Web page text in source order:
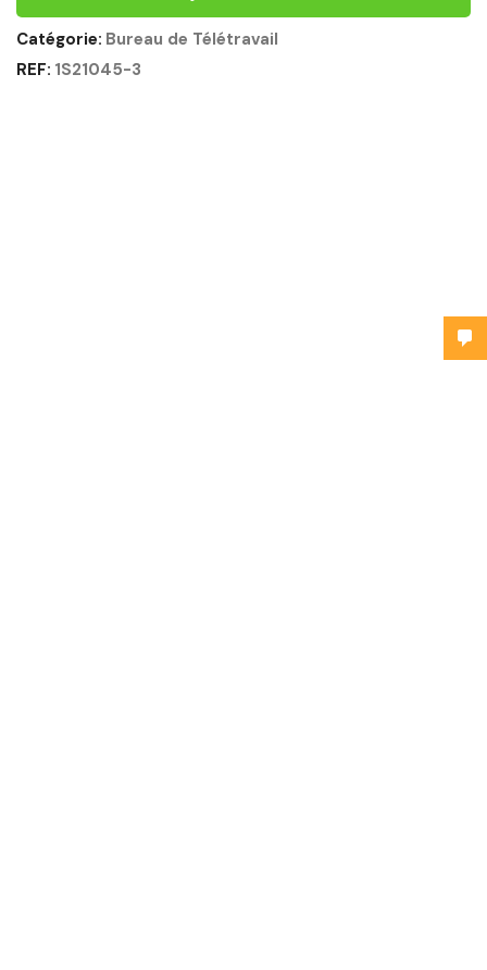
Catégorie: Bureau de Télétravail
REF: 1S21045-3